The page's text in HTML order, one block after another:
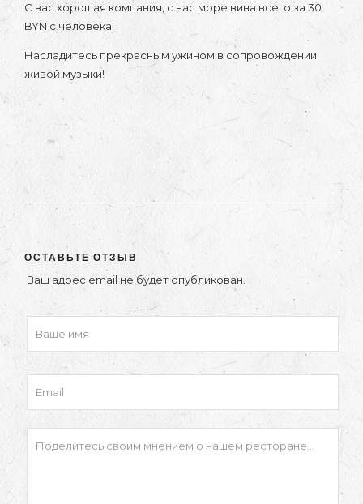
С вас хорошая компания, с нас море вина всего за 30
BYN с человека!
Насладитесь прекрасным ужином в сопровождении
живой музыки!
ОСТАВЬТЕ ОТЗЫВ
Ваш адрес email не будет опубликован.